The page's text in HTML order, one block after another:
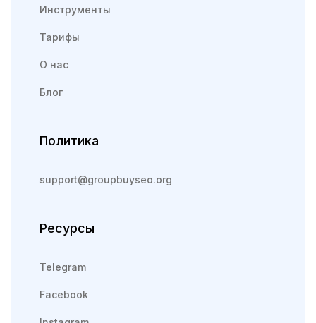
Инструменты
Тарифы
О нас
Блог
Политика
support@groupbuyseo.org
Ресурсы
Telegram
Facebook